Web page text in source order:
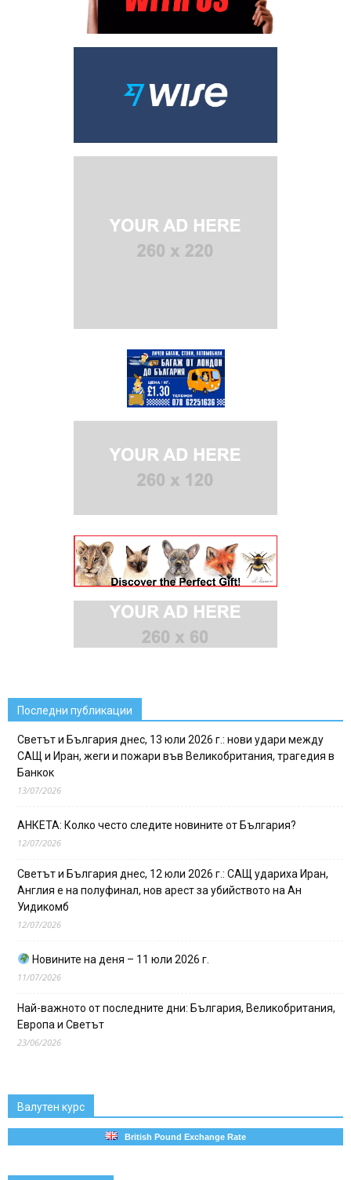
Последни публикации
Светът и България днес, 13 юли 2026 г.: нови удари между
САЩ и Иран, жеги и пожари във Великобритания, трагедия в
Банкок
13/07/2026
АНКЕТА: Колко често следите новините от България?
12/07/2026
Светът и България днес, 12 юли 2026 г.: САЩ удариха Иран,
Англия е на полуфинал, нов арест за убийството на Ан
Уидикомб
12/07/2026
Новините на деня – 11 юли 2026 г.
11/07/2026
Най-важното от последните дни: България, Великобритания,
Европа и Светът
23/06/2026
Валутен курс
British Pound Exchange Rate